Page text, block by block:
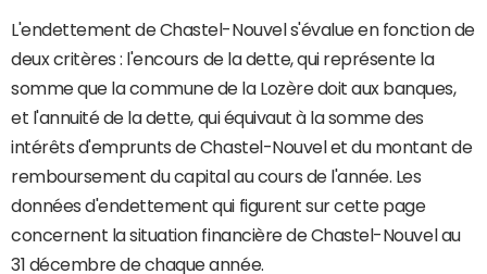
L'endettement de Chastel-Nouvel s'évalue en fonction de
deux critères : l'encours de la dette, qui représente la
somme que la commune de la Lozère doit aux banques,
et l'annuité de la dette, qui équivaut à la somme des
intérêts d'emprunts de Chastel-Nouvel et du montant de
remboursement du capital au cours de l'année. Les
données d'endettement qui figurent sur cette page
concernent la situation financière de Chastel-Nouvel au
31 décembre de chaque année.